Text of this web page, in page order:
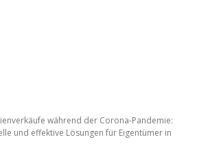
während der Corona-Pandemie:
und effektive Lösungen für Eigentümer in